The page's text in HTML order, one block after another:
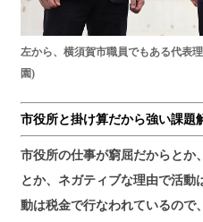
左から、横須賀市職員でもある代表
園)
市役所と掛け算だから強い課題
市役所の仕事が窮屈だからとか
とか、ネガティブな理由で活動
動は税金で行なわれているので